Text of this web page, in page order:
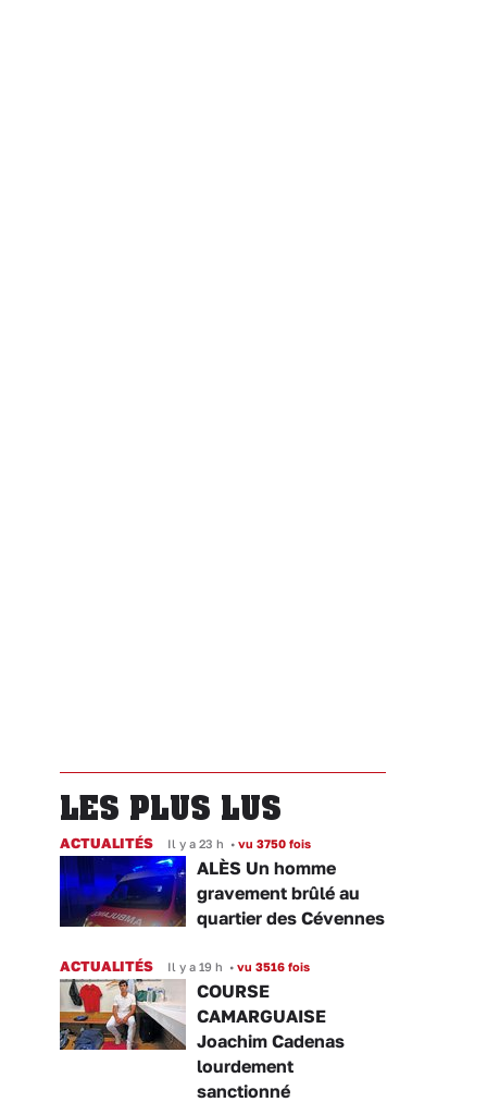
LES PLUS LUS
ACTUALITÉS Il y a 23 h • vu 3750 fois
ALÈS Un homme
gravement brûlé au
quartier des Cévennes
ACTUALITÉS Il y a 19 h • vu 3516 fois
COURSE
CAMARGUAISE
Joachim Cadenas
lourdement
sanctionné